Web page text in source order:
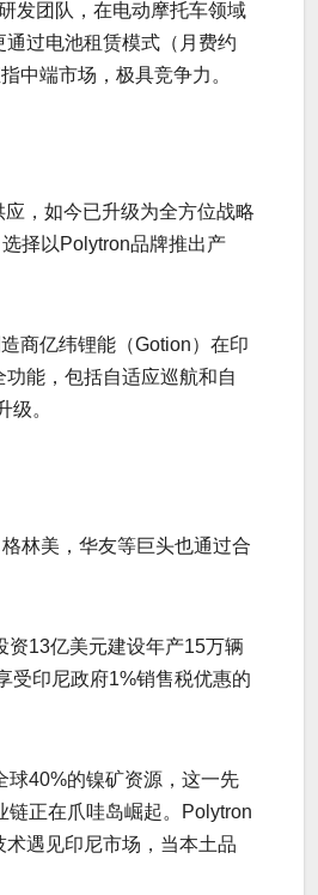
发团队，在电动摩托车领域
过电池租赁模式（月费约
中端市场，极具竞争力。
，如今已升级为全方位战略
择以Polytron品牌推出产
商亿纬锂能（Gotion）在印
能，包括自适应巡航和自
级。
林美，华友等巨头也通过合
资13亿美元建设年产15万辆
受印尼政府1%销售税优惠的
球40%的镍矿资源，这一先
正在爪哇岛崛起。Polytron
遇见印尼市场，当本土品